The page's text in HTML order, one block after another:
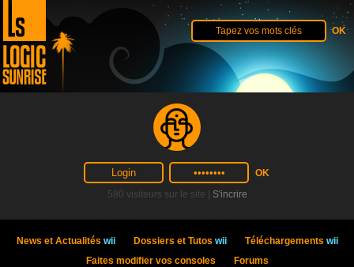
580 visiteurs sur le site | S'incrire
News et Actualités wii Dossiers et Tutos wii Téléchargements wii
Faites modifier vos consoles
Forums